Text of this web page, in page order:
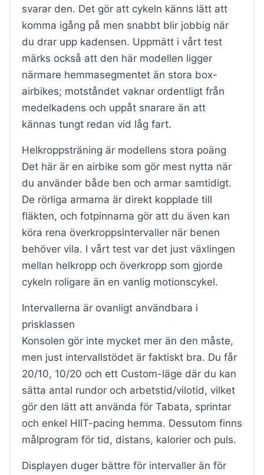
svarar den. Det gör att cykeln känns lätt att
komma igång på men snabbt blir jobbig när
du drar upp kadensen. Uppmätt i vårt test
märks också att den här modellen ligger
närmare hemmasegmentet än stora box-
airbikes; motståndet vaknar ordentligt från
medelkadens och uppåt snarare än att
kännas tungt redan vid låg fart.
Helkroppsträning är modellens stora poäng
Det här är en airbike som gör mest nytta när
du använder både ben och armar samtidigt.
De rörliga armarna är direkt kopplade till
fläkten, och fotpinnarna gör att du även kan
köra rena överkroppsintervaller när benen
behöver vila. I vårt test var det just växlingen
mellan helkropp och överkropp som gjorde
cykeln roligare än en vanlig motionscykel.
Intervallerna är ovanligt användbara i
prisklassen
Konsolen gör inte mycket mer än den måste,
men just intervallstödet är faktiskt bra. Du får
20/10, 10/20 och ett Custom-läge där du kan
sätta antal rundor och arbetstid/vilotid, vilket
gör den lätt att använda för Tabata, sprintar
och enkel HIIT-pacing hemma. Dessutom finns
målprogram för tid, distans, kalorier och puls.
Displayen duger bättre för intervaller än för